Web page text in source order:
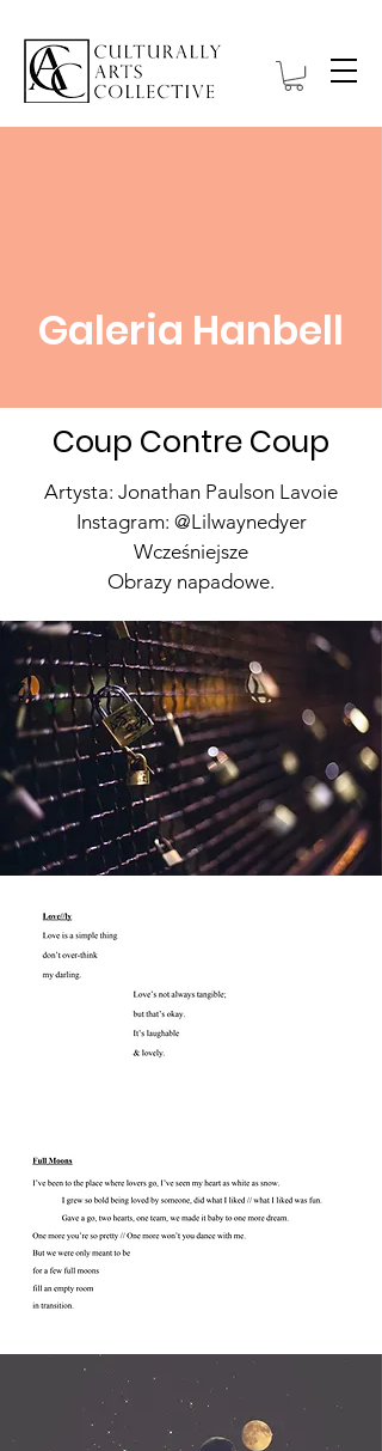
Galeria Hanbell
Coup Contre Coup
Artysta: Jonathan Paulson Lavoie
Instagram: @Lilwaynedyer
Wcześniejsze
Obrazy napadowe.